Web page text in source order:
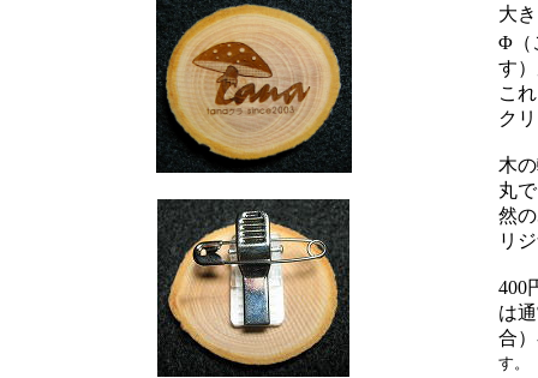
大
Φ（
す
こ
ク
木
丸
然
リ
400
は
合
す。